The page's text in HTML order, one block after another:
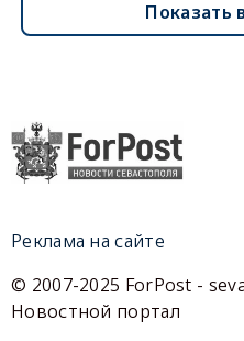
Показать
Реклама на сайте
© 2007-2025 ForPost -
Новостной портал